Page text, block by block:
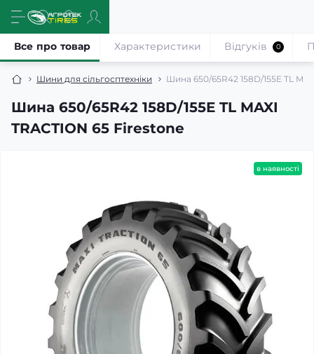
Шини для сільгосптехніки Шина 650/65R42 158D/155E TL
Шина 650/65R42 158D/155E TL MAXI
TRACTION 65 Firestone
Все про товар Характеристики Відгуків 0
в наявності